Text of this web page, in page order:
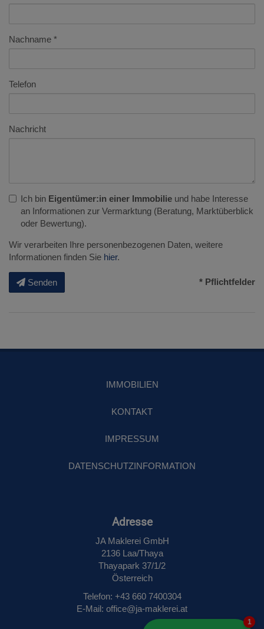
Nachname
Telefon
Nachricht
Ich bin Eigentümer:in einer Immobilie und habe Interesse
an Informationen zur Vermarktung (Beratung, Marktüberblick
oder Bewertung).
Wir verarbeiten Ihre personenbezogenen Daten, weitere
Informationen finden Sie hier.
Senden * Pflichtfelder
IMMOBILIEN
KONTAKT
IMPRESSUM
DATENSCHUTZINFORMATION
1
Adresse
JA Maklerei GmbH
2136 Laa/Thaya
Thayapark 37/1/2
Österreich
Telefon: +43 660 7400304
E‑Mail: office@ja-maklerei.at